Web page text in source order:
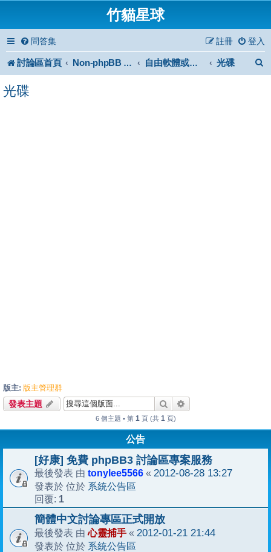
竹貓星球
問答集 登入
註冊
討論區首頁 Non-phpBB specific 自由軟體或免費軟體 光碟
光碟
版主: 版主管理群
發表主題 搜尋
6 個主題 • 第 1 頁 (共 1 頁)
公告
[好康] 免費 phpBB3 討論區專案服務
最後發表 由 tonylee5566 « 2012-08-28 13:27
發表於 位於 系統公告區
回覆: 1
簡體中文討論專區正式開放
最後發表 由心靈捕手 « 2012-01-21 21:44
發表於 位於 系統公告區